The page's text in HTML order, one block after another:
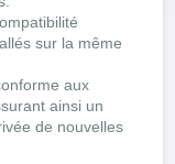
sur la même
aux
ainsi un
de nouvelles